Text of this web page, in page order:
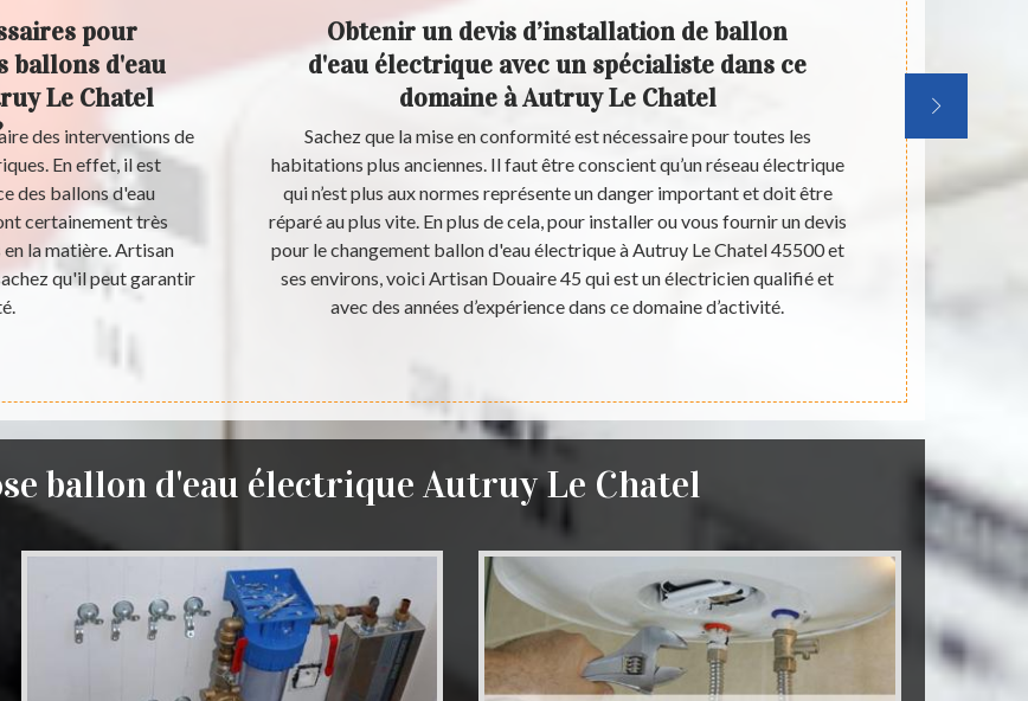
pour
ballons d'eau
Le Chatel
des interventions de
En effet, il est
des ballons d'eau
certainement très
la matière. Artisan
qu'il peut garantir
Obtenir un devis d’installation de ballon
d'eau électrique avec un spécialiste dans ce
domaine à Autruy Le Chatel
Sachez que la mise en conformité est nécessaire pour toutes les
habitations plus anciennes. Il faut être conscient qu’un réseau électrique
qui n’est plus aux normes représente un danger important et doit être
réparé au plus vite. En plus de cela, pour installer ou vous fournir un devis
pour le changement ballon d'eau électrique à Autruy Le Chatel 45500 et
ses environs, voici Artisan Douaire 45 qui est un électricien qualifié et
avec des années d’expérience dans ce domaine d’activité.
Au cas où
chez vous,
cas
ballon d'eau électrique Autruy Le Chatel